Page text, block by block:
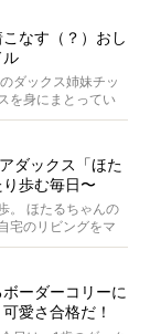
なす（？）おし
ル
ダックス姉妹チッ
を身にまとってい
ダックス「ほた
歩む毎日〜
。 ほたるちゃんの
宅のリビングをマ
ーダーコリーに
愛さ合格だ！